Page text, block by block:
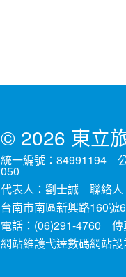
© 2026 東立
統一編號：84991194
050
代表人：劉士誠 聯絡
台南市南區新興路160號
電話：(06)291-4760
網站維護弋達數碼網站